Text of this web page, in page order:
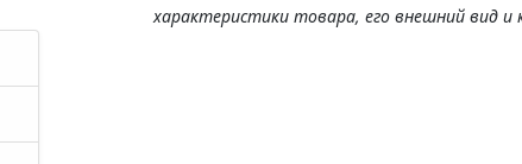
характеристики товара, его внешний вид и